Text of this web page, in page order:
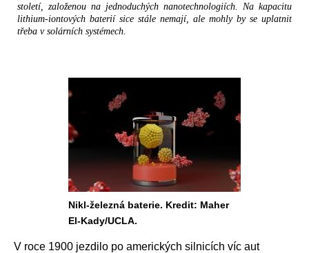
století, založenou na jednoduchých nanotechnologiích. Na kapacitu
lithium-iontových baterií sice stále nemají, ale mohly by se uplatnit
třeba v solárních systémech.
Nikl-železná baterie. Kredit: Maher
El-Kady/UCLA.
V roce 1900 jezdilo po amerických silnicích víc aut